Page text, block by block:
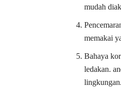
mudah
memakai
Bahaya
ledakan.